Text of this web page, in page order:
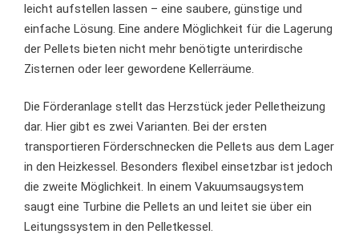
leicht aufstellen lassen – eine saubere, günstige und
einfache Lösung. Eine andere Möglichkeit für die Lagerung
der Pellets bieten nicht mehr benötigte unterirdische
Zisternen oder leer gewordene Kellerräume.
Die Förderanlage stellt das Herzstück jeder Pelletheizung
dar. Hier gibt es zwei Varianten. Bei der ersten
transportieren Förderschnecken die Pellets aus dem Lager
in den Heizkessel. Besonders flexibel einsetzbar ist jedoch
die zweite Möglichkeit. In einem Vakuumsaugsystem
saugt eine Turbine die Pellets an und leitet sie über ein
Leitungssystem in den Pelletkessel.